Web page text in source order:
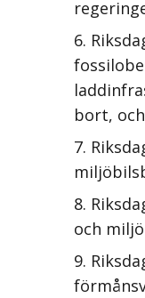
bort,
och